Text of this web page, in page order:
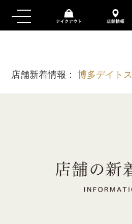
店舗新着情報：博多デイトス